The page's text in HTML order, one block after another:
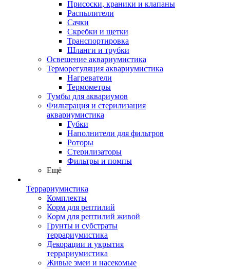
Присоски, краники и клапаны
Распылители
Сачки
Скребки и щетки
Транспортировка
Шланги и трубки
Освещение аквариумистика
Терморегуляция аквариумистика
Нагреватели
Термометры
Тумбы для аквариумов
Фильтрация и стерилизация
аквариумистика
Губки
Наполнители для фильтров
Роторы
Стерилизаторы
Фильтры и помпы
Ещё
Террариумистика
Комплекты
Корм для рептилий
Корм для рептилий живой
Грунты и субстраты
террариумистика
Декорации и укрытия
террариумистика
Живые змеи и насекомые